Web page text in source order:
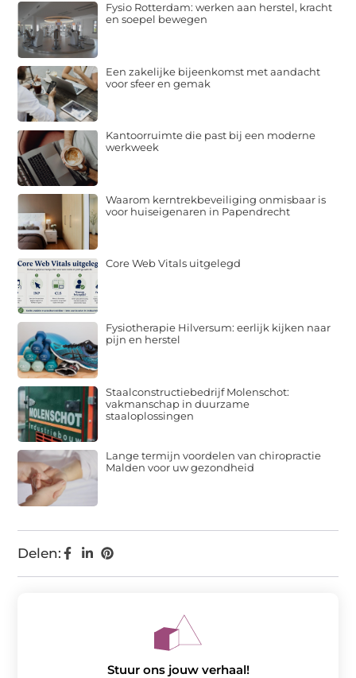
Delen:
Fysio Rotterdam: werken aan herstel, kracht
en soepel bewegen
Een zakelijke bijeenkomst met aandacht
voor sfeer en gemak
Kantoorruimte die past bij een moderne
werkweek
Waarom kerntrekbeveiliging onmisbaar is
voor huiseigenaren in Papendrecht
Core Web Vitals uitgelegd
Fysiotherapie Hilversum: eerlijk kijken naar
pijn en herstel
Staalconstructiebedrijf Molenschot:
vakmanschap in duurzame
staaloplossingen
Lange termijn voordelen van chiropractie
Malden voor uw gezondheid
Stuur ons jouw verhaal!